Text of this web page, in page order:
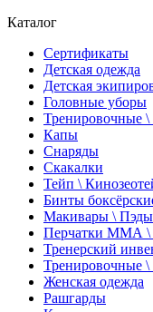
Каталог
Сертификаты
Детская одежда
Детская
Головные уборы
Тренировочные
Капы
Снаряды
Скакалки
Тейп \
Бинты
Макивары \ Пэды
Перчатки ММА \
Тренерский
Тренировочные \
Женская одежда
Рашгарды